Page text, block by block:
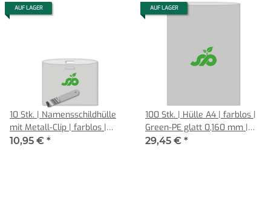
AUF LAGER
10 Stk. | Namensschildhülle
mit Metall-Clip | farblos |
Green-PE glatt 0,130 mm |
10,95 € *
AUF LAGER
100 Stk. | Hülle A4 | farblos |
Green-PE glatt 0,160 mm |
REIF Hamburg
29,45 € *